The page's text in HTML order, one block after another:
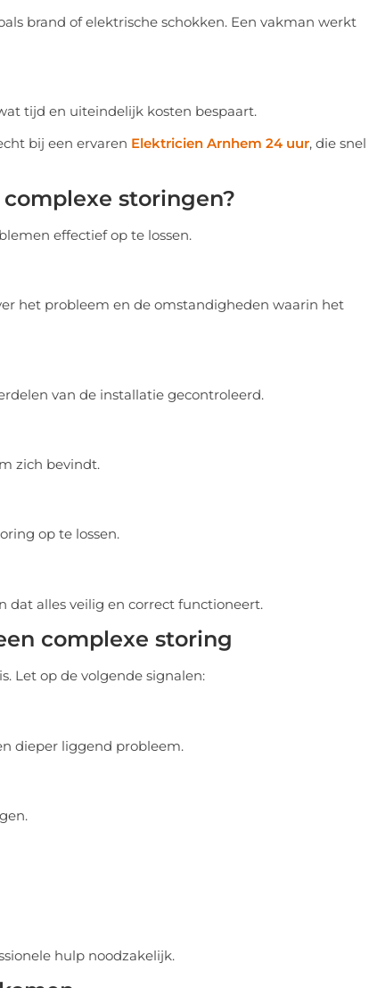
brand of elektrische schokken. Een vakman werkt
tijd en uiteindelijk kosten bespaart.
bij een ervaren Elektricien Arnhem 24 uur, die
storingen?
effectief op te lossen.
het probleem en de omstandigheden waarin het
van de installatie gecontroleerd.
zich bevindt.
op te lossen.
dat alles veilig en correct functioneert.
complexe storing
Let op de volgende signalen:
dieper liggend probleem.
hulp noodzakelijk.